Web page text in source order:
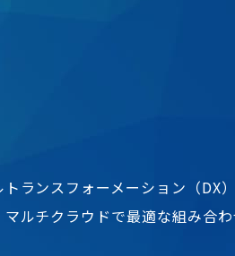
ランスフォーメーション（DX
ルチクラウドで最適な組み合